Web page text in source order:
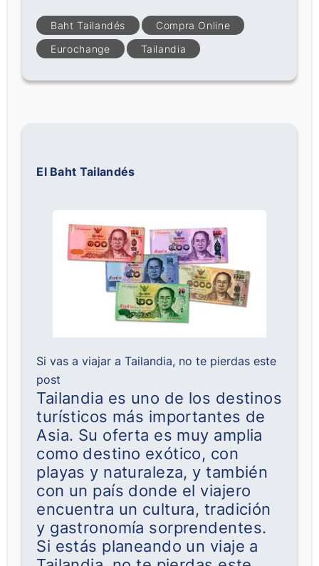
Baht Tailandés
Compra Online
Eurochange
Tailandia
El Baht Tailandés
Si vas a viajar a Tailandia, no te pierdas este
post
Tailandia es uno de los destinos
turísticos más importantes de
Asia. Su oferta es muy amplia
como destino exótico, con
playas y naturaleza, y también
con un país donde el viajero
encuentra un cultura, tradición
y gastronomía sorprendentes.
Si estás planeando un viaje a